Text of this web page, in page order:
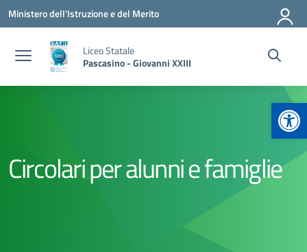
Vai ai contenuti
Vai al menu di navigazione
Vai al footer
Ministero dell'Istruzione e del Merito
Liceo Statale
Pascasino - Giovanni XXIII
Circolari per alunni e famiglie